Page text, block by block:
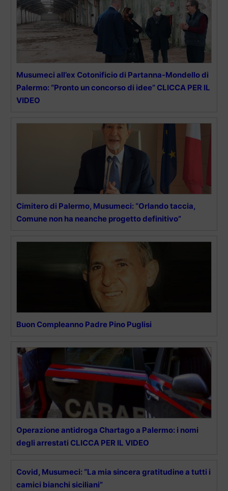
Musumeci all’ex Cotonificio di Partanna-Mondello di
Palermo: “Pronto un concorso di idee” CLICCA PER IL
VIDEO
Cimitero di Palermo, Musumeci: “Orlando taccia,
Comune non ha neanche progetto definitivo”
Buon Compleanno Padre Pino Puglisi
Operazione antidroga Chartago a Palermo: i nomi
degli arrestati CLICCA PER IL VIDEO
Covid, Musumeci: “La mia sincera gratitudine a tutti i
camici bianchi siciliani”